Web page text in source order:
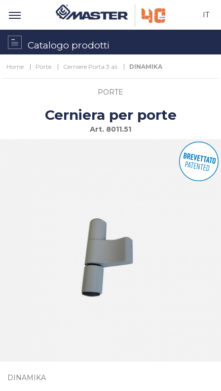
IT
Catalogo prodotti
Home Porte Cerniere Porta 3 ali DINAMIKA
PORTE
Cerniera per porte
Art. 8011.51
DINAMIKA